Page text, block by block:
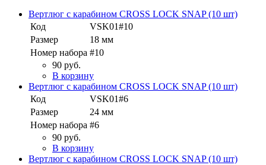
Вертлюг с карабином CROSS LOCK SNAP (10 шт)
Код
VSK01#10
Размер
18 мм
Номер набора #10
90 руб.
В корзину
Вертлюг с карабином CROSS LOCK SNAP (10 шт)
Код
VSK01#6
Размер
24 мм
Номер набора #6
90 руб.
В корзину
Вертлюг с карабином CROSS LOCK SNAP (10 шт)